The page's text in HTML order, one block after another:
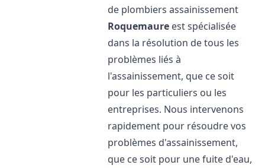
de plombiers assainissement
Roquemaure est spécialisée
dans la résolution de tous les
problèmes liés à
l'assainissement, que ce soit
pour les particuliers ou les
entreprises. Nous intervenons
rapidement pour résoudre vos
problèmes d'assainissement,
que ce soit pour une fuite d'eau,